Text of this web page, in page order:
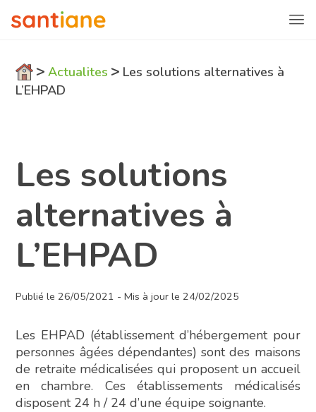
> Actualites > Les solutions alternatives à
L’EHPAD
Les solutions
alternatives à
L’EHPAD
Publié le 26/05/2021 - Mis à jour le 24/02/2025
Les EHPAD (établissement d’hébergement pour
personnes âgées dépendantes) sont des maisons
de retraite médicalisées qui proposent un accueil
en chambre. Ces établissements médicalisés
disposent 24 h / 24 d’une équipe soignante.